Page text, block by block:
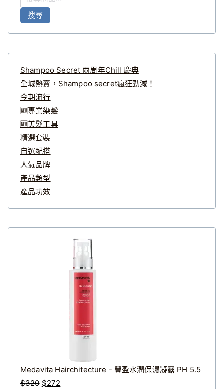
尋
搜尋
Shampoo Secret 兩周年Chill 慶典
全城熱賣，Shampoo secret瘋狂勁減！
今期流行
🆕專業染髮
🆕美髮工具
精選套裝
自選配搭
人氣品牌
產品類型
產品功效
Medavita Hairchitecture - 豐盈水潤保濕凝露 PH 5.5
$320 原
$272